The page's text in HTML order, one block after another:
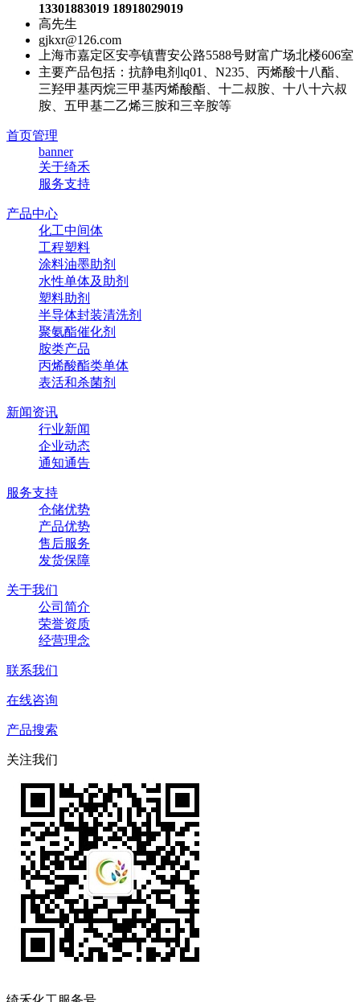
13301883019 18918029019
高先生
gjkxr@126.com
上海市嘉定区安亭镇曹安公路5588号财富广场北楼606室
主要产品包括：抗静电剂lq01、N235、丙烯酸十八酯、
三羟甲基丙烷三甲基丙烯酸酯、十二叔胺、十八十六叔
胺、五甲基二乙烯三胺和三辛胺等
首页管理
banner
关于绮禾
服务支持
产品中心
化工中间体
工程塑料
涂料油墨助剂
水性单体及助剂
塑料助剂
半导体封装清洗剂
聚氨酯催化剂
胺类产品
丙烯酸酯类单体
表活和杀菌剂
新闻资讯
行业新闻
企业动态
通知通告
服务支持
仓储优势
产品优势
售后服务
发货保障
关于我们
公司简介
荣誉资质
经营理念
联系我们
在线咨询
产品搜索
关注我们